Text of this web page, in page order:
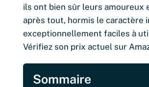
ils ont bien sûr leurs amoureux
après tout, hormis le caractère
exceptionnellement faciles à
Vérifiez son prix actuel sur
Sommaire